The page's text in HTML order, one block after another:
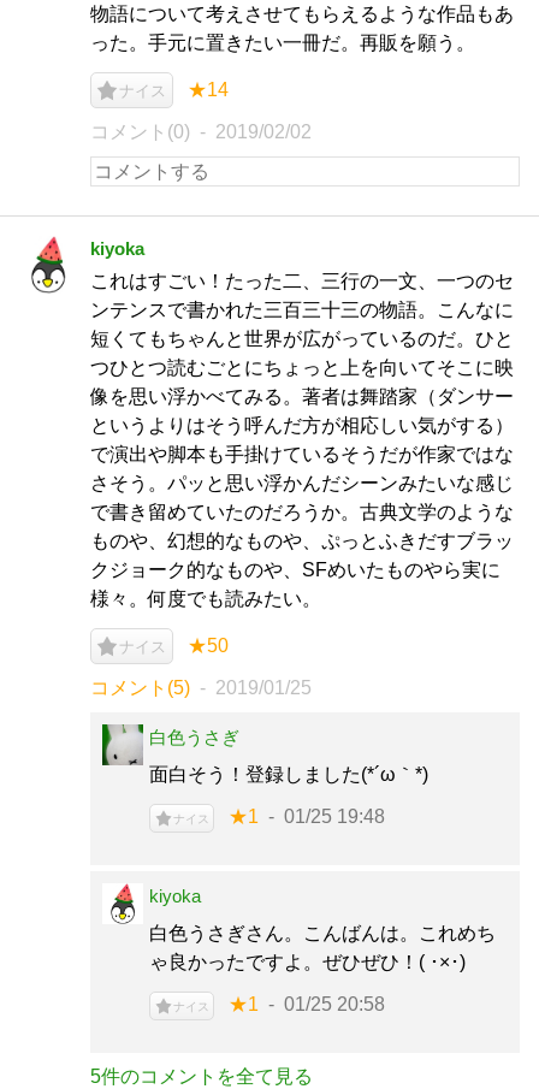
物語について考えさせてもらえるような作品もあ
った。手元に置きたい一冊だ。再販を願う。
ナイス ★14
コメント(0) 2019/02/02
kiyoka
これはすごい！たった二、三行の一文、一つのセ
ンテンスで書かれた三百三十三の物語。こんなに
短くてもちゃんと世界が広がっているのだ。ひと
つひとつ読むごとにちょっと上を向いてそこに映
像を思い浮かべてみる。著者は舞踏家（ダンサー
というよりはそう呼んだ方が相応しい気がする）
で演出や脚本も手掛けているそうだが作家ではな
さそう。パッと思い浮かんだシーンみたいな感じ
で書き留めていたのだろうか。古典文学のような
ものや、幻想的なものや、ぷっとふきだすブラッ
クジョーク的なものや、SFめいたものやら実に
様々。何度でも読みたい。
ナイス ★50
コメント(5) 2019/01/25
白色うさぎ
面白そう！登録しました(*´ω｀*)
ナイス ★1 01/25 19:48
kiyoka
白色うさぎさん。こんばんは。これめち
ゃ良かったですよ。ぜひぜひ！( ･×･)
ナイス ★1 01/25 20:58
5件のコメントを全て見る